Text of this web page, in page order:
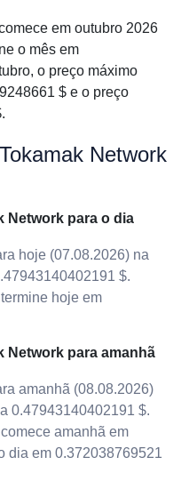
em outubro 2026
o mês em
o preço máximo
$ e o preço
Network
Network para o dia
hoje (07.08.2026) na
$.
hoje em
Network para amanhã
amanhã (08.08.2026)
0.47943140402191 $.
amanhã em
dia em 0.372038769521